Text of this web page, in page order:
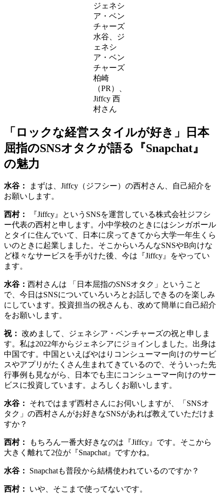
ジェネシ
ア・ベン
チャーズ
水谷、ジ
ェネシ
ア・ベン
チャーズ
柏崎
（PR）、
Jiffcy 西
村さん
「ロックな経営スタイルが好き」日本
屈指のSNSオタクが語る『Snapchat』
の魅力
水谷：
まずは、Jiffcy（ジフシー）の西村さん、自己紹介を
お願いします。
西村：
『Jiffcy』というSNSを運営している株式会社ジフシ
ー代表の西村と申します。小中学校のときにはシンガポール
とタイに住んでいて、日本に戻ってきてから大学一年生くら
いのときに起業しました。そこからいろんなSNSやB向けな
ど様々なサービスを手がけた後、今は『Jiffcy』をやってい
ます。
水谷： 西村さんは 「日本屈指のSNSオタク」ということ
で、今日はSNSについていろいろとお話しできるのを楽しみ
にしています。投資担当の祝さんも、改めて簡単に自己紹介
をお願いします。
祝： 改めまして、ジェネシア・ベンチャーズの祝と申しま
す。私は2022年からジェネシアにジョインしました。出身は
中国です。中国といえばやはりコンシューマー向けのサービ
スやアプリがたくさん生まれてきているので、そういった先
行事例も見ながら、日本でも主にコンシューマー向けのサー
ビスに投資しています。よろしくお願いします。
水谷：
それではまず西村さんにお伺いしますが、「SNSオ
タク」の西村さんがお好きなSNSがあれば教えていただけま
すか？
西村：
もちろん一番大好きなのは『Jiffcy』です。そこから
大きく離れて2位が『Snapchat』ですかね。
水谷： Snapchatも普段から結構使われているのですか？
西村： いや、そこまで使ってないです。